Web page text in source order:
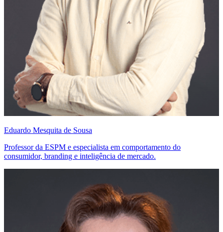
Eduardo Mesquita de Sousa
Professor da ESPM e especialista em comportamento do
consumidor, branding e inteligência de mercado.